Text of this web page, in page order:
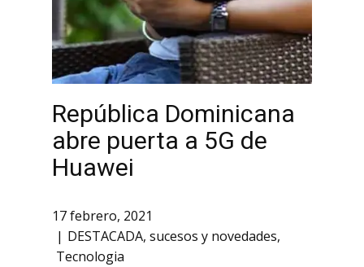
República Dominicana
abre puerta a 5G de
Huawei
17 febrero, 2021
DESTACADA, sucesos y novedades,
Tecnologia